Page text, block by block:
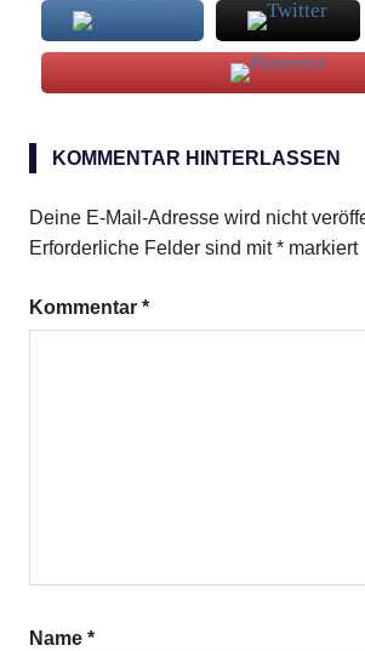
feste
KOMMENTAR HINTERLASSEN
Deine E-Mail-Adresse wird nicht
Erforderliche Felder sind mit* markiert
Kommentar *
Name *